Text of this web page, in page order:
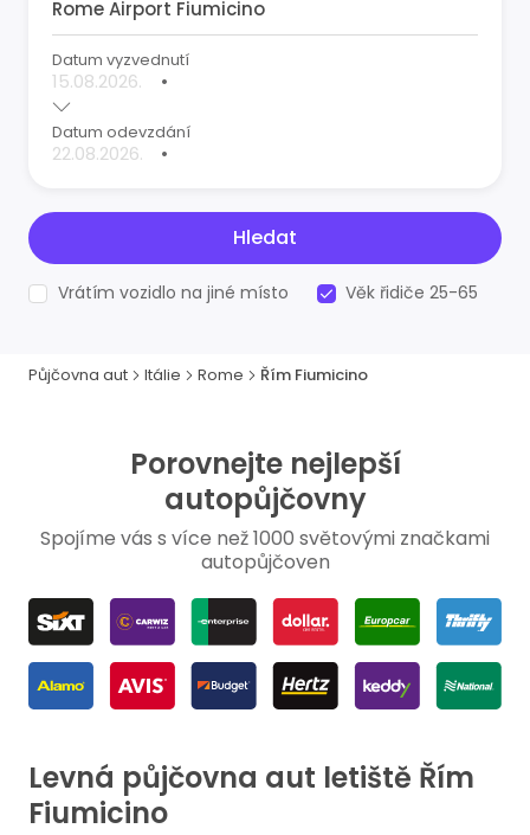
Datum vyzvednutí
•
Datum odevzdání
•
Hledat
Vrátím vozidlo na jiné místo Věk řidiče 25-65
Půjčovna aut Itálie Rome Řím Fiumicino
Porovnejte nejlepší
autopůjčovny
Spojíme vás s více než 1000 světovými značkami
autopůjčoven
Levná půjčovna aut letiště Řím
Fiumicino